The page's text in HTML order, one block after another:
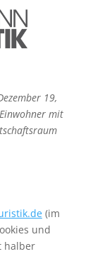
19,
mit
(im
und
halber